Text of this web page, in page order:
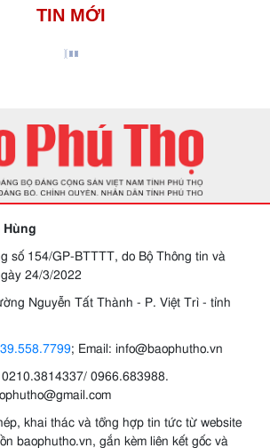
TIN MỚI
Hùng
số 154/GP-BTTTT, do Bộ Thông tin và
24/3/2022
Nguyễn Tất Thành - P. Việt Trì - tỉnh
; Email: info@baophutho.vn
0210.3814337/ 0966.683988.
khai thác và tổng hợp tin tức từ website
baophutho.vn, gắn kèm liên kết gốc và